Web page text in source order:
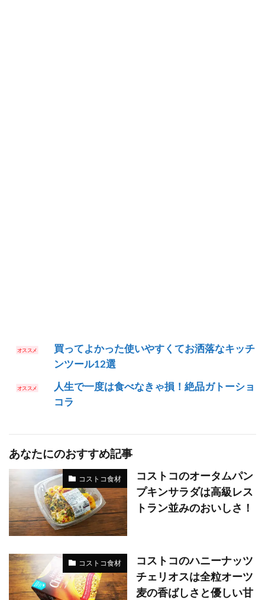
買ってよかった使いやすくてお洒落なキッチ
ンツール12選
人生で一度は食べなきゃ損！絶品ガトーショ
コラ
あなたにのおすすめ記事
コストコ食材
コストコのオータムパン
プキンサラダは高級レス
トラン並みのおいしさ！
コストコ食材
コストコのハニーナッツ
チェリオスは全粒オーツ
麦の香ばしさと優しい甘